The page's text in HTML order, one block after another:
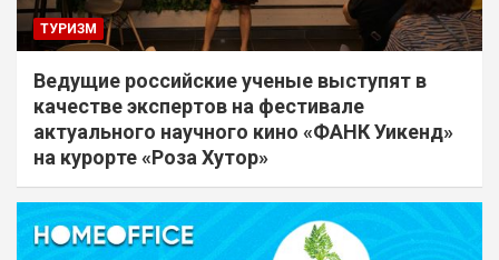
ТУРИЗМ
Ведущие российские ученые выступят в
качестве экспертов на фестивале
актуального научного кино «ФАНК Уикенд»
на курорте «Роза Хутор»